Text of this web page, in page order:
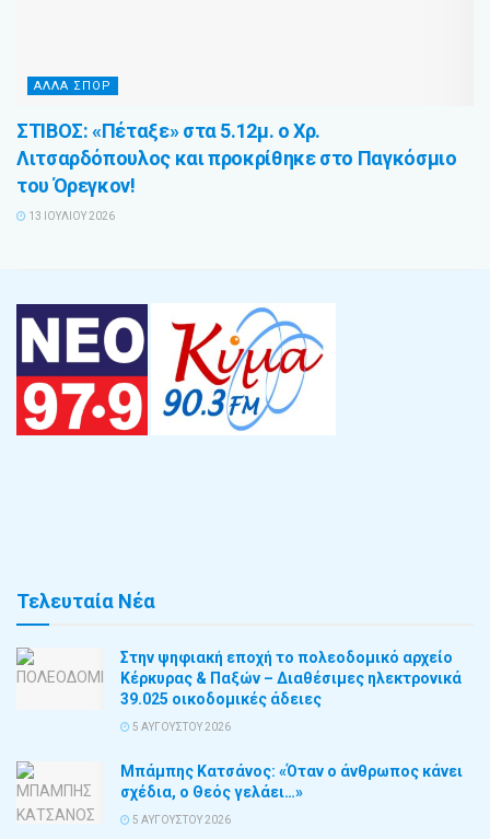
ΑΛΛΑ ΣΠΟΡ
ΣΤΙΒΟΣ: «Πέταξε» στα 5.12μ. ο Χρ.
Λιτσαρδόπουλος και προκρίθηκε στο Παγκόσμιο
του Όρεγκον!
13 ΙΟΥΛΊΟΥ 2026
Τελευταία Νέα
Στην ψηφιακή εποχή το πολεοδομικό αρχείο
Κέρκυρας & Παξών – Διαθέσιμες ηλεκτρονικά
39.025 οικοδομικές άδειες
5 ΑΥΓΟΎΣΤΟΥ 2026
Μπάμπης Κατσάνος: «Όταν ο άνθρωπος κάνει
σχέδια, ο Θεός γελάει…»
5 ΑΥΓΟΎΣΤΟΥ 2026